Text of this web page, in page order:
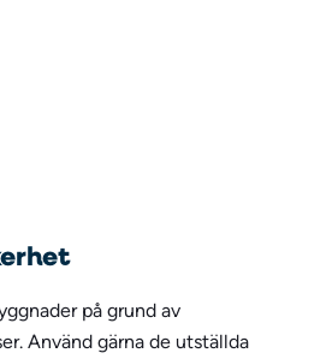
på grund av
Använd gärna de utställda